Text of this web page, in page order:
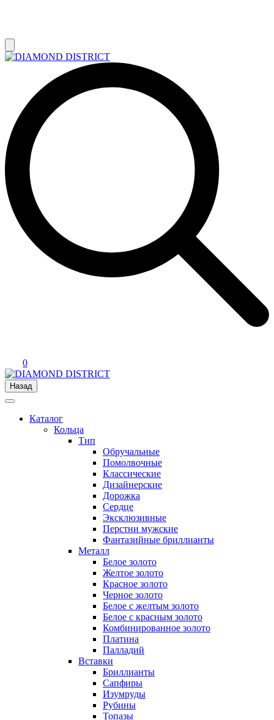
0
Назад
Каталог
Кольца
Тип
Обручальные
Помолвочные
Классические
Дизайнерские
Дорожка
Сердце
Эксклюзивные
Перстни мужские
Фантазийные бриллианты
Металл
Белое золото
Желтое золото
Красное золото
Черное золото
Белое с желтым золото
Белое с красным золото
Комбинированное золото
Платина
Палладий
Вставки
Бриллианты
Сапфиры
Изумруды
Рубины
Топазы